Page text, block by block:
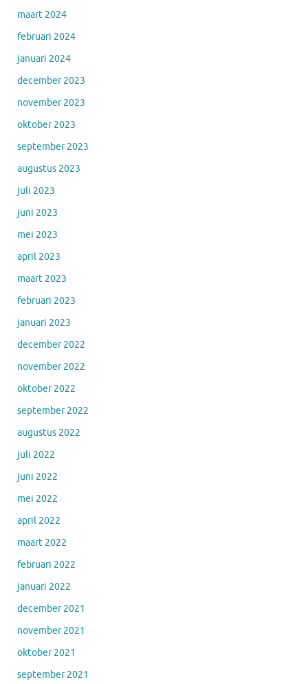
maart 2024
februari 2024
januari 2024
december 2023
november 2023
oktober 2023
september 2023
augustus 2023
juli 2023
juni 2023
mei 2023
april 2023
maart 2023
februari 2023
januari 2023
december 2022
november 2022
oktober 2022
september 2022
augustus 2022
juli 2022
juni 2022
mei 2022
april 2022
maart 2022
februari 2022
januari 2022
december 2021
november 2021
oktober 2021
september 2021